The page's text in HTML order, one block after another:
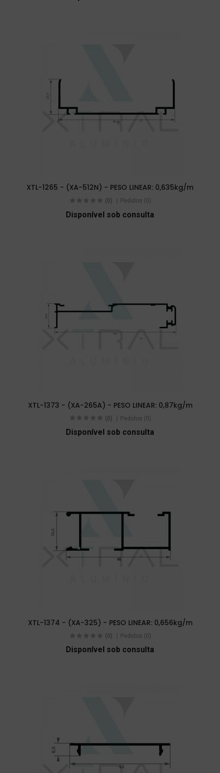
XTL-1265 - (XA-512N) - PESO LINEAR: 0,635kg/m
(0) Pedidos (0)
Disponível sob consulta
XTL-1373 - (XA-265A) - PESO LINEAR: 0,87kg/m
(0) Pedidos (0)
Disponível sob consulta
XTL-1374 - (XA-325) - PESO LINEAR: 0,656kg/m
(0) Pedidos (0)
Disponível sob consulta